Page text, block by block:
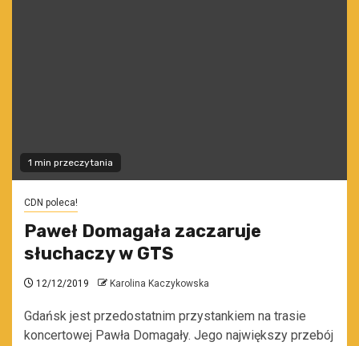
1 min przeczytania
CDN poleca!
Paweł Domagała zaczaruje
słuchaczy w GTS
12/12/2019 Karolina Kaczykowska
Gdańsk jest przedostatnim przystankiem na trasie
koncertowej Pawła Domagały. Jego największy przebój